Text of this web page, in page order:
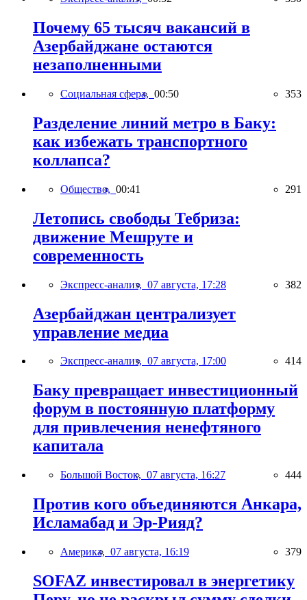
Почему 65 тысяч вакансий в
Азербайджане остаются
незаполненными
Социальная сфера, 00:50 353
Разделение линий метро в Баку:
как избежать транспортного
коллапса?
Общество, 00:41 291
Летопись свободы Тебриза:
движение Мешруте и
современность
Экспресс-анализ, 07 августа, 17:28 382
Азербайджан централизует
управление медиа
Экспресс-анализ, 07 августа, 17:00 414
Баку превращает инвестиционный
форум в постоянную платформу
для привлечения ненефтяного
капитала
Большой Восток, 07 августа, 16:27 444
Против кого объединяются Анкара,
Исламабад и Эр-Рияд?
Америка, 07 августа, 16:19 379
SOFAZ инвестировал в энергетику